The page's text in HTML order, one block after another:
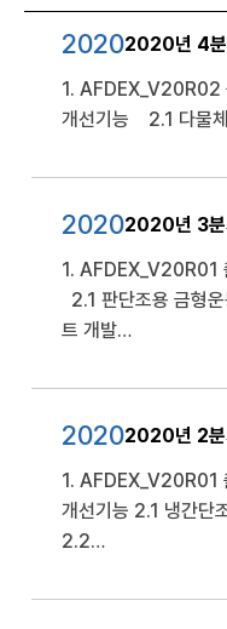
20202020년 4
1. AFDEX_V20R02
개선기능 2.1 다물
20202020년 3
1. AFDEX_V20R01
2.1 판단조용 금형
트 개발…
20202020년 2
1. AFDEX_V20R01
개선기능 2.1 냉간단
2.2…